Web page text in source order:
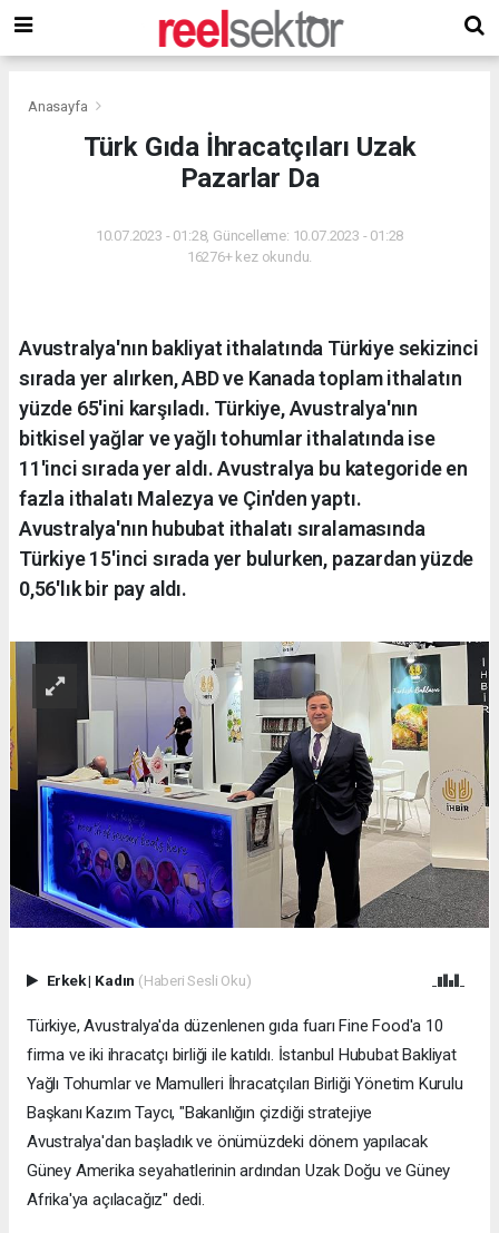
Anasayfa
Türk Gıda İhracatçıları Uzak
Pazarlar Da
10.07.2023 - 01:28, Güncelleme: 10.07.2023 - 01:28
16276+ kez okundu.
Avustralya'nın bakliyat ithalatında Türkiye sekizinci
sırada yer alırken, ABD ve Kanada toplam ithalatın
yüzde 65'ini karşıladı. Türkiye, Avustralya'nın
bitkisel yağlar ve yağlı tohumlar ithalatında ise
11'inci sırada yer aldı. Avustralya bu kategoride en
fazla ithalatı Malezya ve Çin'den yaptı.
Avustralya'nın hububat ithalatı sıralamasında
Türkiye 15'inci sırada yer bulurken, pazardan yüzde
0,56'lık bir pay aldı.
Erkek| Kadın (Haberi Sesli Oku)
Türkiye, Avustralya'da düzenlenen gıda fuarı Fine Food'a 10
firma ve iki ihracatçı birliği ile katıldı. İstanbul Hububat Bakliyat
Yağlı Tohumlar ve Mamulleri İhracatçıları Birliği Yönetim Kurulu
Başkanı Kazım Taycı, "Bakanlığın çizdiği stratejiye
Avustralya'dan başladık ve önümüzdeki dönem yapılacak
Güney Amerika seyahatlerinin ardından Uzak Doğu ve Güney
Afrika'ya açılacağız" dedi.